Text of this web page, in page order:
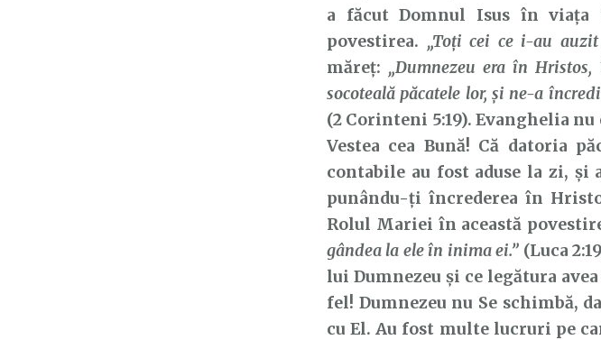
a făcut Domnul Isus în viața
povestirea. „Toți cei ce i-au
măreț: „Dumnezeu era în
socoteală păcatele lor, și ne-a
(2 Corinteni 5:19). Evanghelia nu
Vestea cea Bună! Că datoria
contabile au fost aduse la zi, și
punându-ți încrederea în
Rolul Mariei în această
gândea la ele în inima ei.” (Luca
lui Dumnezeu și ce legătura
fel! Dumnezeu nu Se schimbă,
cu El. Au fost multe lucruri pe